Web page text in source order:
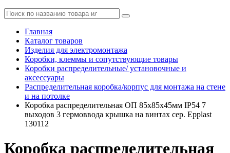
Главная
Каталог товаров
Изделия для электромонтажа
Коробки, клеммы и сопутствующие товары
Коробки распределительные/ установочные и
аксессуары
Распределительная коробка/корпус для монтажа на стене
и на потолке
Коробка распределительная ОП 85х85х45мм IP54 7
выходов 3 гермоввода крышка на винтах сер. Epplast
130112
Коробка распределительная